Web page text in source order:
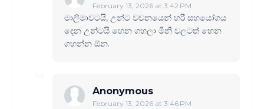
February 13, 2026 at 3:42 PM
මාලිමාවටයි, උන්ට වචනයෙන් හරි සහයෝගය
දෙන උන්ටයි හෙන ගහලා මිනී වලටත් හෙන
ගහන්න ඕන.
Anonymous
February 13, 2026 at 3:46 PM